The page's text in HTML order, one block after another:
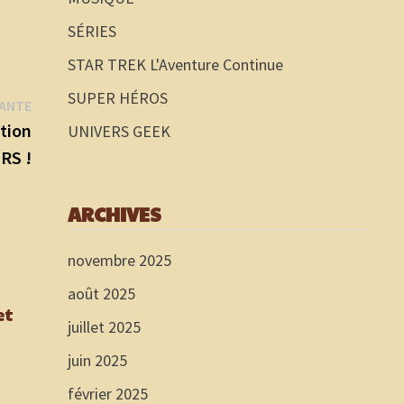
Publication
suivante :
!
SÉRIES
STAR TREK L'Aventure Continue
SUPER HÉROS
UNIVERS GEEK
ARCHIVES
novembre 2025
août 2025
juillet 2025
juin 2025
février 2025